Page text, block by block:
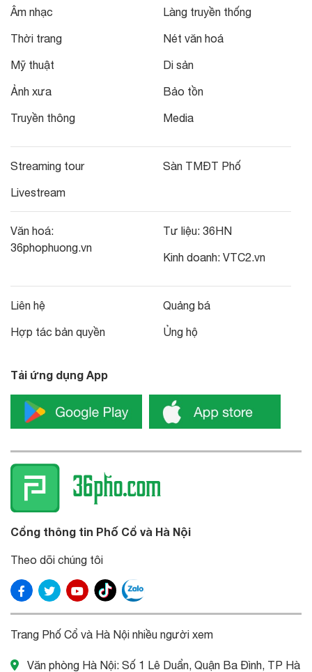
Âm nhạc
Thời trang
Mỹ thuật
Ảnh xưa
Truyền thông
Làng truyền thống
Nét văn hoá
Di sản
Bảo tồn
Media
Streaming tour
Livestream
Sàn TMĐT Phố
Văn hoá:
36phophuong.vn
Tư liệu: 36HN
Kinh doanh: VTC2.vn
Liên hệ
Hợp tác bản quyền
Quảng bá
Ủng hộ
Tải ứng dụng App
Cổng thông tin Phố Cổ và Hà Nội
Theo dõi chúng tôi
Trang Phố Cổ và Hà Nội nhiều người xem
Văn phòng Hà Nội: Số 1 Lê Duẩn, Quận Ba Đình, TP Hà